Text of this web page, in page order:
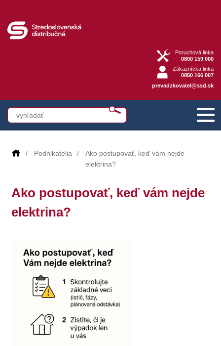
Poruchová linka
0800 159 000
Zákaznícka linka
0850 166 007
prevadzkovatel@ssd.sk
Podnikatelia
Ako postupovať, keď vám nejde
elektrina?
Ako postupovať, keď vám nejde
elektrina?